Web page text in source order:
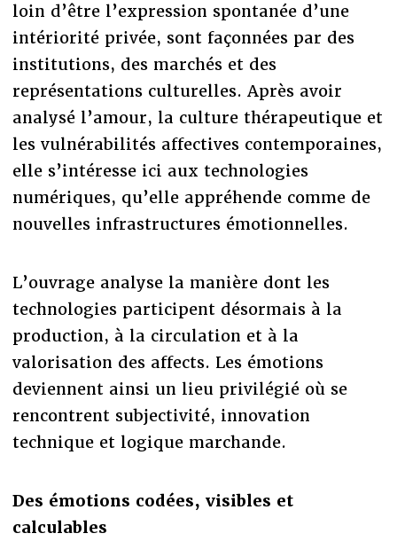
loin d’être l’expression spontanée d’une
intériorité privée, sont façonnées par des
institutions, des marchés et des
représentations culturelles. Après avoir
analysé l’amour, la culture thérapeutique et
les vulnérabilités affectives contemporaines,
elle s’intéresse ici aux technologies
numériques, qu’elle appréhende comme de
nouvelles infrastructures émotionnelles.
L’ouvrage analyse la manière dont les
technologies participent désormais à la
production, à la circulation et à la
valorisation des affects. Les émotions
deviennent ainsi un lieu privilégié où se
rencontrent subjectivité, innovation
technique et logique marchande.
Des émotions codées, visibles et
calculables